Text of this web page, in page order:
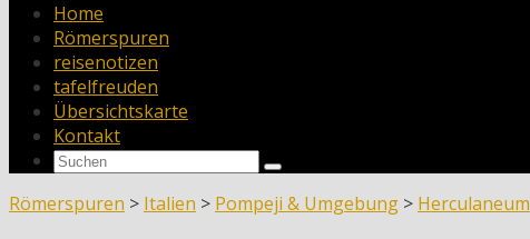
Home
Römerspuren
reisenotizen
tafelfreuden
Übersichtskarte
Kontakt
Römerspuren > Italien > Pompeji & Umgebung > Herculaneum